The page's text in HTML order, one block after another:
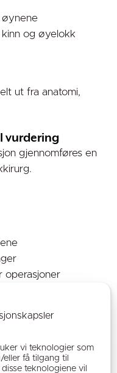
øynene
og øyelokk
ut fra anatomi,
vurdering
gjennomføres en
operasjoner
om behandlingen,
vekt på realistiske
vi teknologier som
eller få tilgang til
teknologiene vil